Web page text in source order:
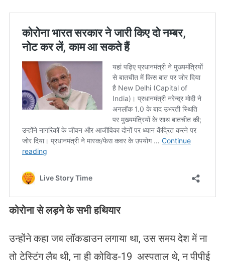
कोरोना से लड़ने के सभी हथियार
उन्होंने कहा जब लॉकडाउन लगाया था, उस समय देश में ना
तो टेस्टिंग लैब थी, ना ही कोविड-19 अस्पताल थे, न पीपीई